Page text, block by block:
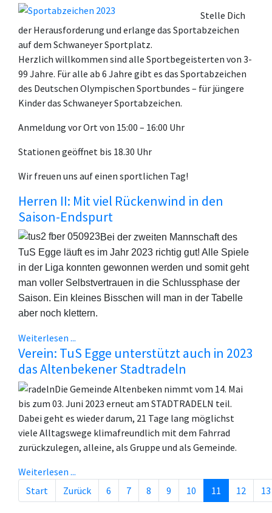
Stelle Dich
der Herausforderung und erlange das Sportabzeichen
auf dem Schwaneyer Sportplatz.
Herzlich willkommen sind alle Sportbegeisterten von 3-
99 Jahre. Für alle ab 6 Jahre gibt es das Sportabzeichen
des Deutschen Olympischen Sportbundes – für jüngere
Kinder das Schwaneyer Sportabzeichen.
Anmeldung vor Ort von 15:00 – 16:00 Uhr
Stationen geöffnet bis 18.30 Uhr
Wir freuen uns auf einen sportlichen Tag!
Herren II: Mit viel Rückenwind in den
Saison-Endspurt
Bei der zweiten Mannschaft des
TuS Egge läuft es im Jahr 2023 richtig gut! Alle Spiele
in der Liga konnten gewonnen werden und somit geht
man voller Selbstvertrauen in die Schlussphase der
Saison. Ein kleines Bisschen will man in der Tabelle
aber noch klettern.
Weiterlesen ...
Verein: TuS Egge unterstützt auch in 2023
das Altenbekener Stadtradeln
Die Gemeinde Altenbeken nimmt vom 14. Mai
bis zum 03. Juni 2023 erneut am STADTRADELN teil.
Dabei geht es wieder darum, 21 Tage lang möglichst
viele Alltagswege klimafreundlich mit dem Fahrrad
zurückzulegen, alleine, als Gruppe und als Gemeinde.
Weiterlesen ...
Seite 11 von 29
Start Zurück 6 7 8 9 10 11 12 13